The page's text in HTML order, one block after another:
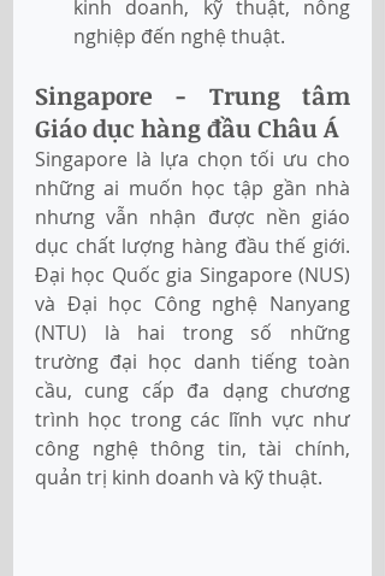
kinh doanh, kỹ thuật, nông
nghiệp đến nghệ thuật.
Singapore - Trung tâm
Giáo dục hàng đầu Châu Á
Singapore là lựa chọn tối ưu cho
những ai muốn học tập gần nhà
nhưng vẫn nhận được nền giáo
dục chất lượng hàng đầu thế giới.
Đại học Quốc gia Singapore (NUS)
và Đại học Công nghệ Nanyang
(NTU) là hai trong số những
trường đại học danh tiếng toàn
cầu, cung cấp đa dạng chương
trình học trong các lĩnh vực như
công nghệ thông tin, tài chính,
quản trị kinh doanh và kỹ thuật.